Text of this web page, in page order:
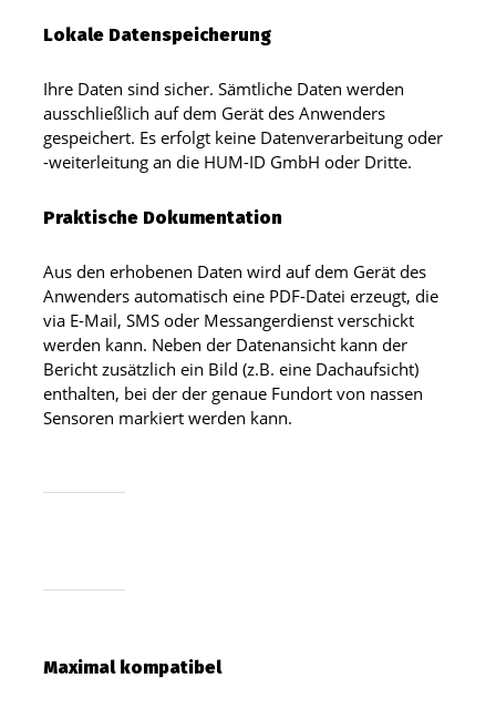
Lokale Datenspeicherung
Ihre Daten sind sicher. Sämtliche Daten werden
ausschließlich auf dem Gerät des Anwenders
gespeichert. Es erfolgt keine Datenverarbeitung oder
-weiterleitung an die HUM-ID GmbH oder Dritte.
Praktische Dokumentation
Aus den erhobenen Daten wird auf dem Gerät des
Anwenders automatisch eine PDF-Datei erzeugt, die
via E-Mail, SMS oder Messangerdienst verschickt
werden kann. Neben der Datenansicht kann der
Bericht zusätzlich ein Bild (z.B. eine Dachaufsicht)
enthalten, bei der der genaue Fundort von nassen
Sensoren markiert werden kann.
Maximal kompatibel